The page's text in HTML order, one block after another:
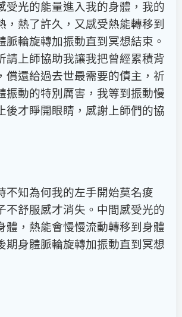
受光的能量進入我的身體，我的
，熱了許久，又感受熱能轉移到
脈輪旋轉加振動直到冥想結束。
請上師協助我讓我把曾經累積背
償還給過去世最需要的債主，祈
振動的特別厲害，我等到振動慢
後才睜開眼睛，感謝上師們的協
不知為何我的左手開始莫名痠
不舒服感才消失。中間感受光的
體，熱能會慢慢流動轉移到身體
期身體脈輪旋轉加振動直到冥想